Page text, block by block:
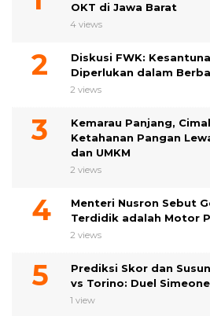
OKT di Jawa Barat
4 views
Diskusi FWK:
Diperlukan dalam
2 views
Kemarau Panjang,
Ketahanan Pangan
dan UMKM
2 views
Menteri Nusron Sebut
Terdidik adalah Motor
2 views
Prediksi Skor dan
vs Torino: Duel
1 view